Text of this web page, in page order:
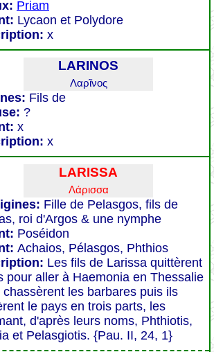
Priam
Lycaon et Polydore
x
LARINOS
Λαρῖνος
Fils de
?
x
x
LARISSA
Λάρισσα
Fille de Pelasgos, fils de
roi d'Argos & une nymphe
Poséidon
Achaios, Pélasgos, Phthios
Les fils de Larissa quittèrent
pour aller à Haemonia en Thessalie
chassèrent les barbares puis ils
le pays en trois parts, les
d'après leurs noms, Phthiotis,
et Pelasgiotis. {Pau. II, 24, 1}